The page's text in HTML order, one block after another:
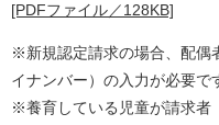
[PDFファイル／128KB]
※新規認定請求の場合、配偶
イナンバー）の入力が必要で
※養育している児童が請求者